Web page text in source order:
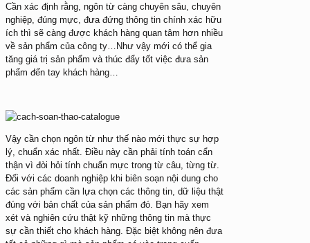
Cần xác định rằng, ngôn từ càng chuyên sâu, chuyên
nghiệp, đúng mực, đưa đứng thông tin chính xác hữu
ích thì sẽ càng được khách hàng quan tâm hơn nhiều
về sản phẩm của công ty…Như vậy mới có thể gia
tăng giá trị sản phẩm và thúc đẩy tốt việc đưa sản
phẩm đến tay khách hàng…
Vậy cần chọn ngôn từ như thế nào mới thực sự hợp
lý, chuẩn xác nhất. Điều này cần phải tính toán cẩn
thận vì đòi hỏi tính chuẩn mực trong từ câu, từng từ.
Đối với các doanh nghiệp khi biên soạn nội dung cho
các sản phẩm cần lựa chọn các thông tin, dữ liệu thật
đúng với bản chất của sản phẩm đó. Bạn hãy xem
xét và nghiên cứu thật kỹ những thông tin mà thực
sự cần thiết cho khách hàng. Đặc biệt không nên đưa